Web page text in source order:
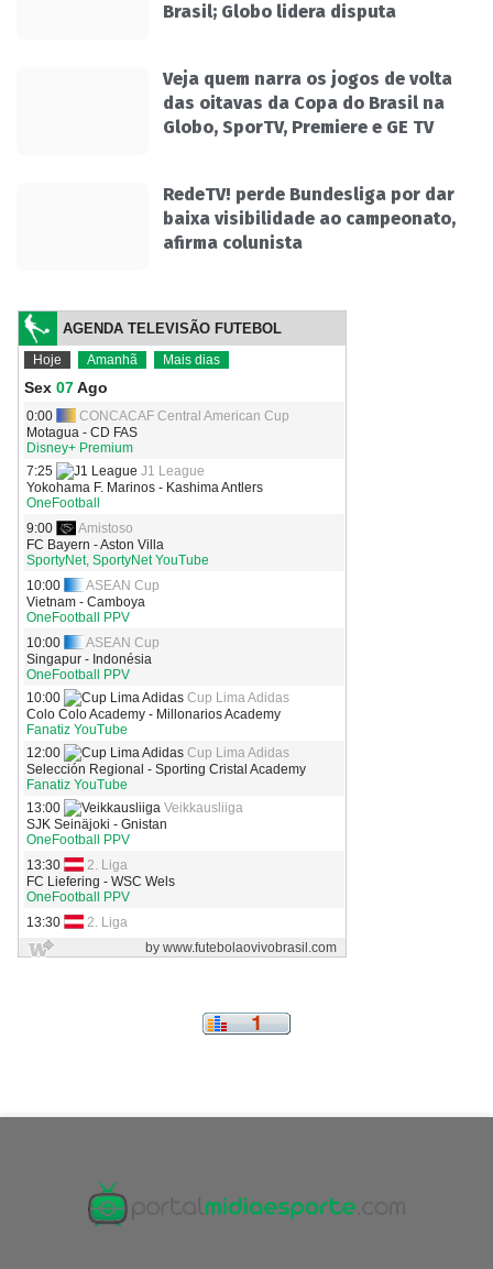
Brasil; Globo lidera disputa
Veja quem narra os jogos de volta
das oitavas da Copa do Brasil na
Globo, SporTV, Premiere e GE TV
RedeTV! perde Bundesliga por dar
baixa visibilidade ao campeonato,
afirma colunista